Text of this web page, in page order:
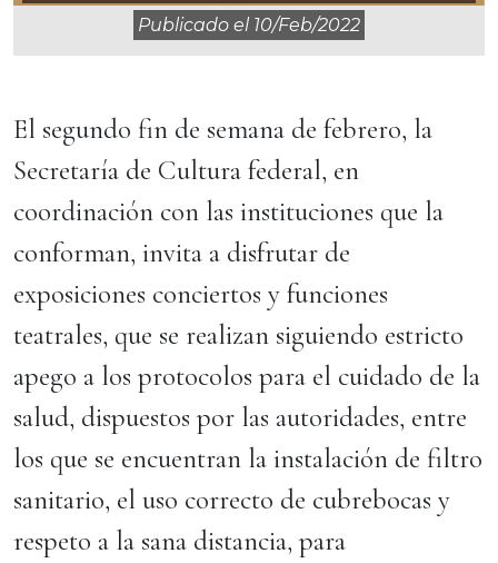
Publicado el 10/feb/2022
El segundo fin de semana de febrero, la
Secretaría de Cultura federal, en
coordinación con las instituciones que la
conforman, invita a disfrutar de
exposiciones conciertos y funciones
teatrales, que se realizan siguiendo estricto
apego a los protocolos para el cuidado de la
salud, dispuestos por las autoridades, entre
los que se encuentran la instalación de filtro
sanitario, el uso correcto de cubrebocas y
respeto a la sana distancia, para